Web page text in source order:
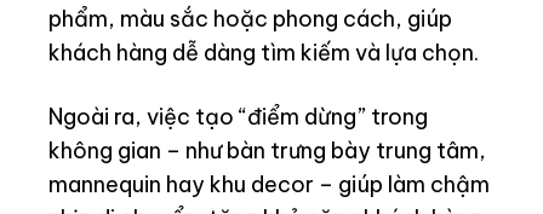
phẩm, màu sắc hoặc phong cách, giúp
khách hàng dễ dàng tìm kiếm và lựa chọn.
Ngoài ra, việc tạo “điểm dừng” trong
không gian – như bàn trưng bày trung tâm,
mannequin hay khu decor – giúp làm chậm